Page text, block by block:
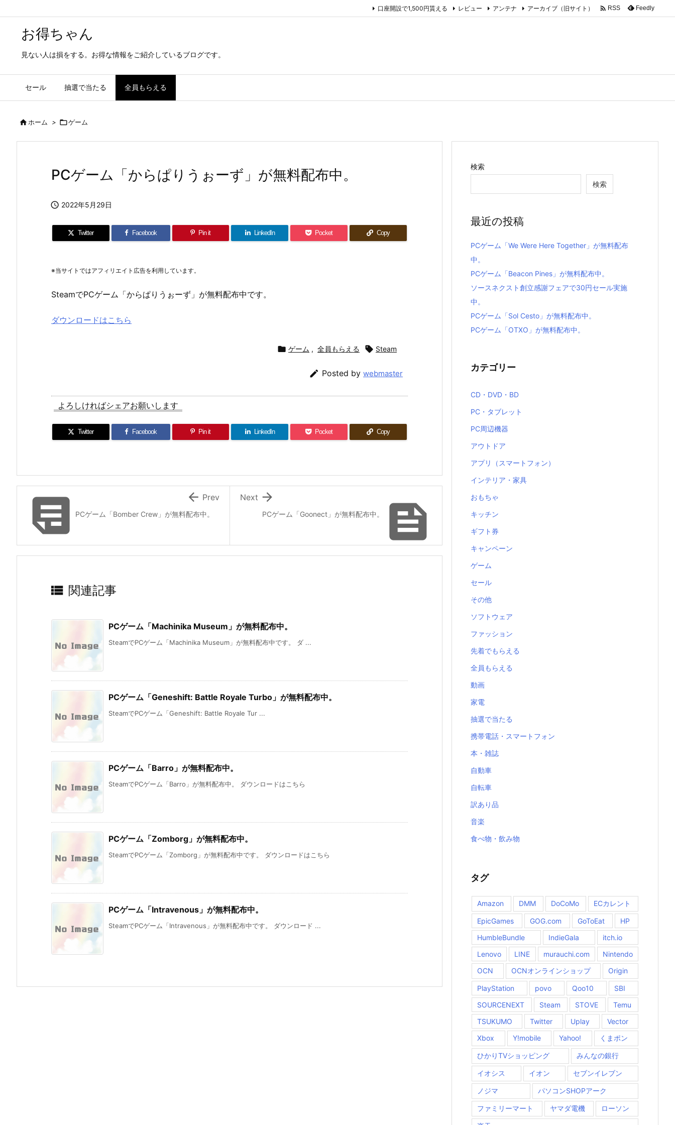
お得ちゃん
見ない人は損をする。お得な情報をご紹介しているブログです。
セール 抽選で当たる 全員もらえる
口座開設で1,500円貰える レビュー アンテナ アーカイブ（旧サイト）  RSS Feedly
ホーム > ゲーム
PCゲーム「からぱりうぉーず」が無料配布中。
 2022年5月29日
Twitter Facebook Pin it LinkedIn Pocket Copy
※当サイトではアフィリエイト広告を利用しています。
SteamでPCゲーム「からぱりうぉーず」が無料配布中です。
ダウンロードはこちら
 ゲーム , 全員もらえる  Steam
 Posted by webmaster
よろしければシェアお願いします
Twitter Facebook Pin it LinkedIn Pocket Copy

PCゲーム「Goonect」が無料配布中。

Next
PCゲーム「Bomber Crew」が無料配布中。
 Prev
 関連記事
PCゲーム「Machinika Museum」が無料配布中。
SteamでPCゲーム「Machinika Museum」が無料配布中です。 ダ ...
PCゲーム「Geneshift: Battle Royale Turbo」が無料配布中。
SteamでPCゲーム「Geneshift: Battle Royale Tur ...
PCゲーム「Barro」が無料配布中。
SteamでPCゲーム「Barro」が無料配布中。 ダウンロードはこちら
PCゲーム「Zomborg」が無料配布中。
SteamでPCゲーム「Zomborg」が無料配布中です。 ダウンロードはこちら
PCゲーム「Intravenous」が無料配布中。
SteamでPCゲーム「Intravenous」が無料配布中です。 ダウンロード ...
検索
検索
最近の投稿
PCゲーム「We Were Here Together」が無料配布
中。
PCゲーム「Beacon Pines」が無料配布中。
ソースネクスト創立感謝フェアで30円セール実施
中。
PCゲーム「Sol Cesto」が無料配布中。
PCゲーム「OTXO」が無料配布中。
カテゴリー
CD・DVD・BD
PC・タブレット
PC周辺機器
アウトドア
アプリ（スマートフォン）
インテリア・家具
おもちゃ
キッチン
ギフト券
キャンペーン
ゲーム
セール
その他
ソフトウェア
ファッション
先着でもらえる
全員もらえる
動画
家電
抽選で当たる
携帯電話・スマートフォン
本・雑誌
自動車
自転車
訳あり品
音楽
食べ物・飲み物
タグ
Amazon DMM DoCoMo ECカレント
EpicGames GOG.com GoToEat
HP
HumbleBundle
IndieGala
itch.io
Lenovo
LINE murauchi.com
Nintendo
OCN
OCNオンラインショップ Origin
PlayStation povo Qoo10
SBI
SOURCENEXT
Steam STOVE
Temu
TSUKUMO
Twitter Uplay
Vector
Xbox
Y!mobile Yahoo! くまポン
ひかりTVショッピング みんなの銀行
イオシス イオン セブンイレブン
ノジマ パソコンSHOPアーク
ファミリーマート ヤマダ電機 ローソン